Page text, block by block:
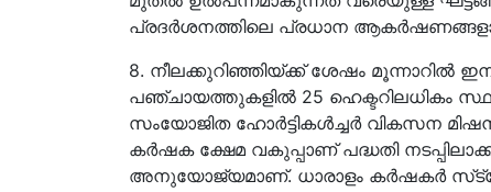
പ്രദർശനത്തിലെ പ്രധാന
8. നീലക്കുറിഞ്ഞിയ്ക്ക് ശേഷം മൂന്നാറിൽ
പഞ്ചായത്തുകളിൽ 25 ഹെക്ടറിലധികം
സംയോജിത ഹോര്‍ട്ടികള്‍ച്ചര്‍ വികസന
കര്‍ഷക ക്ഷേമ വകുപ്പാണ് പദ്ധതി
അനുയോജ്യമാണ്. ധാരാളം കർഷകർ